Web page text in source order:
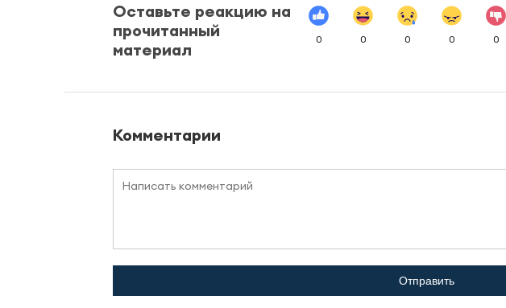
Оставьте реакцию на
прочитанный
материал
0 0 0 0 0
Комментарии
Отправить